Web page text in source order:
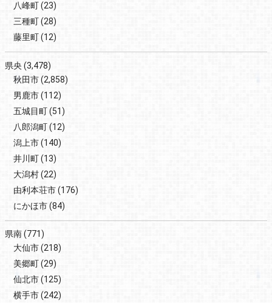
八峰町(23)
三種町(28)
藤里町(12)
県央 (3,478)
秋田市(2,858)
男鹿市(112)
五城目町(51)
八郎潟町(12)
潟上市(140)
井川町(13)
大潟村(22)
由利本荘市(176)
にかほ市(84)
県南(771)
大仙市(218)
美郷町(29)
仙北市(125)
横手市(242)